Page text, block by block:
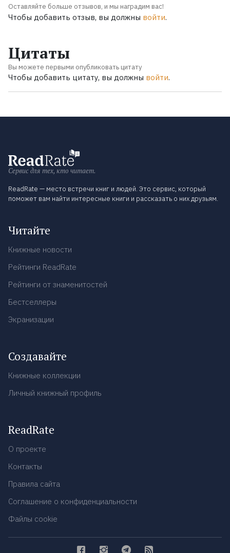
Оставляйте больше отзывов, и мы наградим вас!
Чтобы добавить отзыв, вы должны войти.
Цитаты
Вы можете первыми опубликовать цитату
Чтобы добавить цитату, вы должны войти.
Сервис для тех, кто читает.
ReadRate — место встречи книг и людей. Это сервис, который
поможет вам найти интересные книги и рассказать о них друзьям.
Читайте
Книжные новости
Рейтинги ReadRate
Рейтинги от знаменитостей
Бестселлеры
Экранизации
Создавайте
Книжные коллекции
Личный книжный профиль
ReadRate
О проекте
Контакты
Правила сайта
Соглашение о конфиденциальности
Файлы cookie